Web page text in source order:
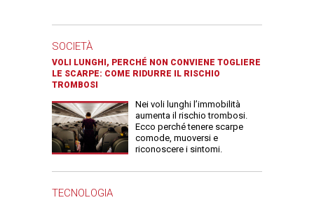
SOCIETÀ
VOLI LUNGHI, PERCHÉ NON CONVIENE TOGLIERE
LE SCARPE: COME RIDURRE IL RISCHIO
TROMBOSI
Nei voli lunghi l’immobilità
aumenta il rischio trombosi.
Ecco perché tenere scarpe
comode, muoversi e
riconoscere i sintomi.
TECNOLOGIA